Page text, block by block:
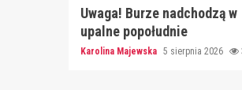
Uwaga! Burze nadchodzą w
upalne popołudnie
Karolina Majewska 5 sierpnia 2026